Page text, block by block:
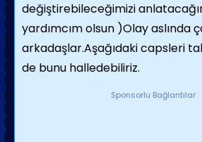
değiştirebileceğimizi
yardımcım olsun )Olay aslında
arkadaşlar.Aşağıdaki capsleri
de bunu halledebiliriz.
Sponsorlu Bağlantılar